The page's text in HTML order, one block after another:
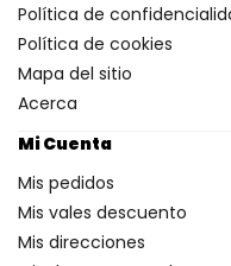
Política de
Política de cookies
Mapa del sitio
Acerca
Mi Cuenta
Mis pedidos
Mis vales descuento
Mis direcciones